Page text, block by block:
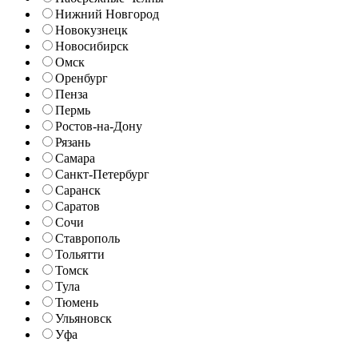
Нижний Новгород
Новокузнецк
Новосибирск
Омск
Оренбург
Пенза
Пермь
Ростов-на-Дону
Рязань
Самара
Санкт-Петербург
Саранск
Саратов
Сочи
Ставрополь
Тольятти
Томск
Тула
Тюмень
Ульяновск
Уфа